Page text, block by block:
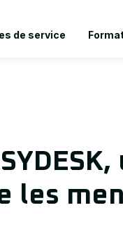
de service
les